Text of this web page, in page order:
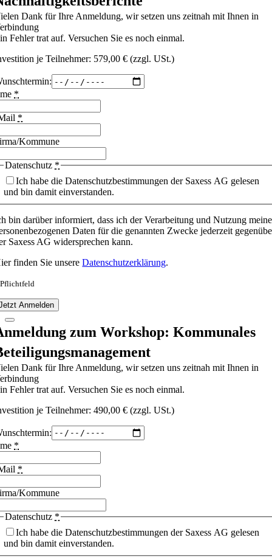
Dank für Ihre Anmeldung, wir setzen uns zeitnah mit Ihnen in
Fehler trat auf. Versuchen Sie es noch einmal.
je Teilnehmer: 579,00 € (zzgl. USt.)
*
*
Kommune
Datenschutz *
Ich habe die Datenschutzbestimmungen der Saxess AG gelesen
und bin damit einverstanden.
bin darüber informiert, dass ich der Verarbeitung und Nutzung
Daten für die genannten Zwecke jederzeit
Saxess AG widersprechen kann.
finden Sie unsereDatenschutzerklärung.
Anmelden
zum Workshop: Kommunales
Dank für Ihre Anmeldung, wir setzen uns zeitnah mit Ihnen in
Fehler trat auf. Versuchen Sie es noch einmal.
je Teilnehmer: 490,00 € (zzgl. USt.)
*
*
Kommune
Datenschutz *
Ich habe die Datenschutzbestimmungen der Saxess AG gelesen
und bin damit einverstanden.